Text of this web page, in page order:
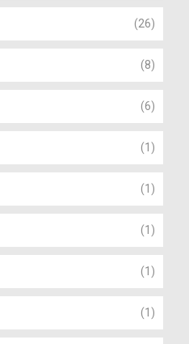
(26)
(8)
(6)
(1)
(1)
(1)
(1)
(1)